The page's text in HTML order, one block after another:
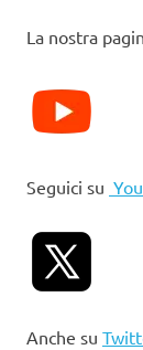
La nostra
Seguici su
Anche su